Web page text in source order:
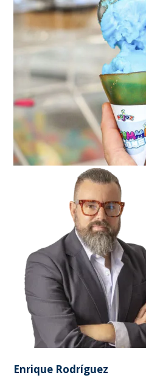
Enrique Rodríguez